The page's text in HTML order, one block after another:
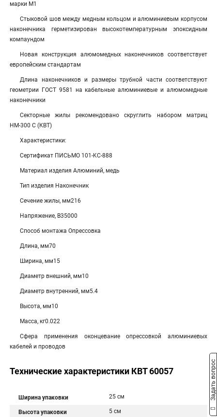
марки М1
Стыковой шов между медным кольцом и алюминиевым корпусом
наконечника герметизирован высокотемпературным эпоксидным
компаундом
Новая конструкция алюмомедных наконечников соответствует
европейским стандартам
Длина наконечников и размеры трубной части соответствуют
геометрии ГОСТ 9581 на кабельные алюминиевые и алюмомедные
наконечники
Секторные жилы рекомендовано скруглить набором матриц
НМ-300 С (КВТ)
Характеристики:
Сертификат ПИСЬМО 101-KC-888
Материал изделия Алюминий, медь
Тип изделия Наконечник
Сечение жилы, мм216
Напряжение, В35000
Способ монтажа Опрессовка
Длина, мм70
Ширина, мм15
Диаметр внешний, мм10
Диаметр внутренний, мм5.4
Высота, мм10
Масса, кг0.022
Сфера применения оконцевание опрессовкой алюминиевых
кабелей и проводов
Технические характеристики КВТ 60057
Ширина упаковки 25 см
Высота упаковки 5 см
Задать вопрос